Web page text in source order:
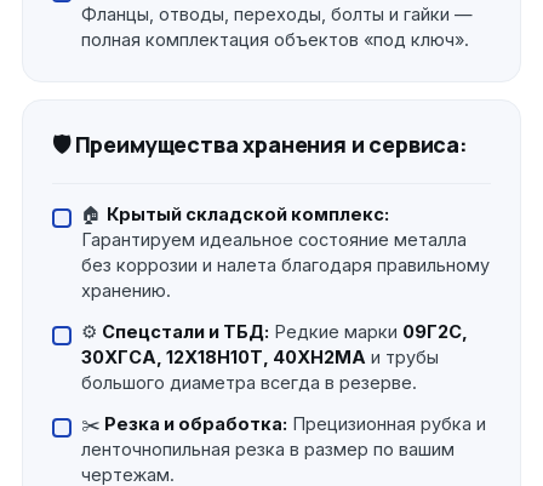
Фланцы, отводы, переходы, болты и гайки —
полная комплектация объектов «под ключ».
🛡 Преимущества хранения и сервиса:
🏠 Крытый складской комплекс:
Гарантируем идеальное состояние металла
без коррозии и налета благодаря правильному
хранению.
⚙️ Спецстали и ТБД: Редкие марки 09Г2С,
30ХГСА, 12Х18Н10Т, 40ХН2МА и трубы
большого диаметра всегда в резерве.
✂️ Резка и обработка: Прецизионная рубка и
ленточнопильная резка в размер по вашим
чертежам.